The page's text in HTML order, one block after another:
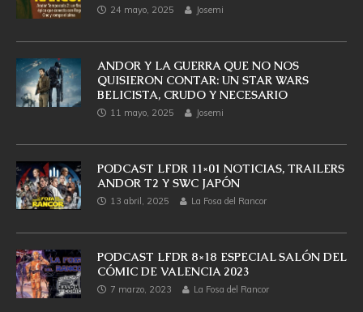
24 mayo, 2025 Josemi
ANDOR Y LA GUERRA QUE NO NOS
QUISIERON CONTAR: UN STAR WARS
BELICISTA, CRUDO Y NECESARIO
11 mayo, 2025 Josemi
PODCAST LFDR 11×01 NOTICIAS, TRAILERS
ANDOR T2 Y SWC JAPÓN
13 abril, 2025 La Fosa del Rancor
PODCAST LFDR 8×18 ESPECIAL SALÓN DEL
CÓMIC DE VALENCIA 2023
7 marzo, 2023 La Fosa del Rancor